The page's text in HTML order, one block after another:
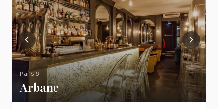
Paris 6
Arbane